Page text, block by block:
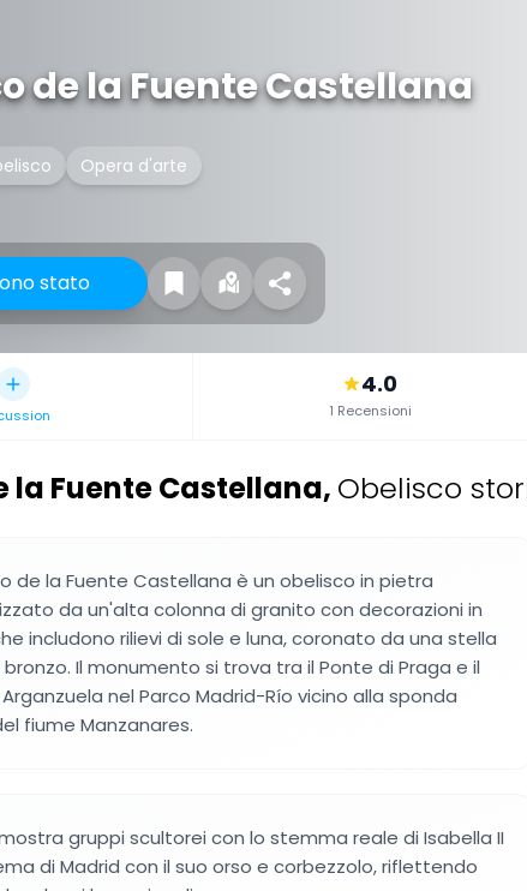
de la Fuente Castellana
Opera d'arte
stato
4.0
1 Recensioni
la Fuente Castellana, Obelisco
de la Fuente Castellana è un obelisco in pietra
da un'alta colonna di granito con decorazioni in
includono rilievi di sole e luna, coronato da una stella
Il monumento si trova tra il Ponte di Praga e il
nel Parco Madrid-Río vicino alla sponda
fiume Manzanares.
gruppi scultorei con lo stemma reale di Isabella II
di Madrid con il suo orso e corbezzolo, riflettendo